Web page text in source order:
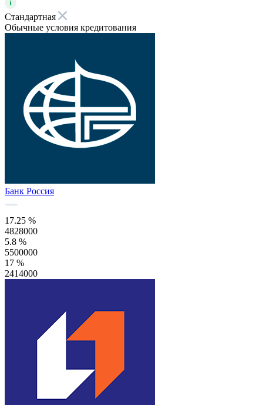
Стандартная
Обычные условия кредитования
Банк Россия
17.25 %
4828000
5.8 %
5500000
17 %
2414000